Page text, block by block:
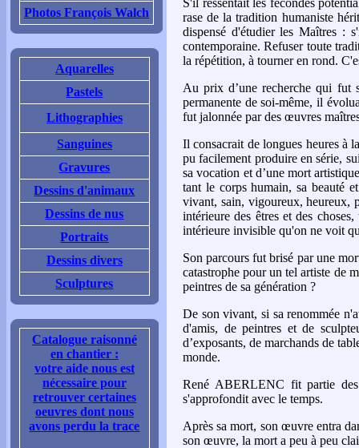
Photos François Walch
Aquarelles
Pastels
Lithographies
Sanguines
Gravures
Dessins d'animaux
Dessins de nus
Portraits
Dessins divers
Sculptures
Catalogue raisonné
en chantier :
votre aide nous est
nécessaire pour
retrouver certaines
oeuvres dont nous
avons perdu la trace
S'il ressentait les fécondes
rase de la tradition humaniste
dispensé d'étudier les Maîtres :
contemporaine. Refuser toute
la répétition, à tourner en rond.
Au prix d’une recherche qui fut
permanente de soi-même, il
fut jalonnée par des œuvres
Il consacrait de longues heures à
pu facilement produire en série,
sa vocation et d’une mort
tant le corps humain, sa beauté
vivant, sain, vigoureux, heureux,
intérieure des êtres et des
intérieure invisible qu'on ne voit
Son parcours fut brisé par une
catastrophe pour un tel artiste de
peintres de sa génération ?
De son vivant, si sa renommée
d'amis, de peintres et de
d’exposants, de marchands de
monde.
René ABERLENC fit partie
s'approfondit avec le temps.
Après sa mort, son œuvre entra
son œuvre, la mort a peu à peu